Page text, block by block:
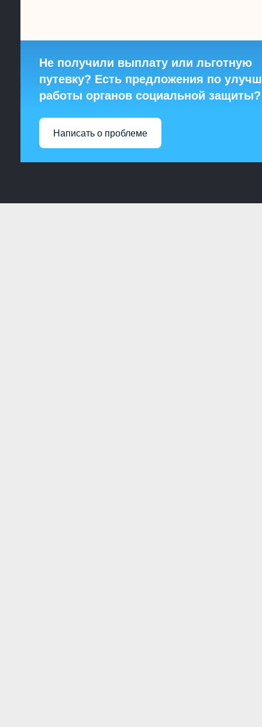
Не получили выплату или льготную
путевку? Есть предложения по
работы органов социальной защиты?
Написать о проблеме